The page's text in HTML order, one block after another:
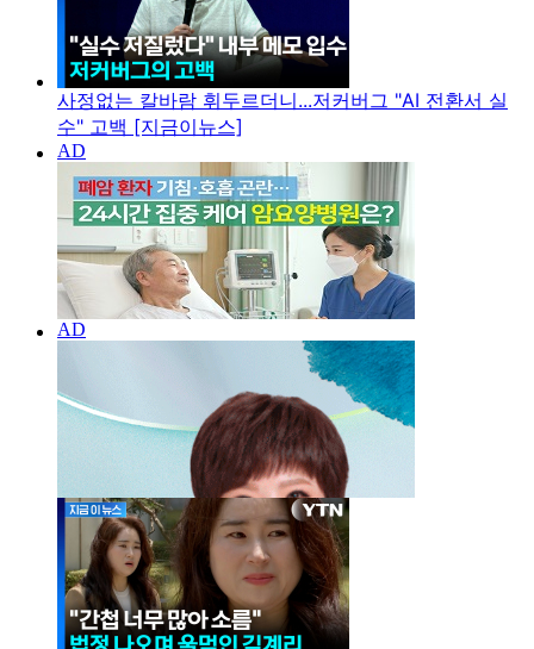
사정없는 칼바람 휘두르더니...저커버그 "AI 전환서 실
수" 고백 [지금이뉴스]